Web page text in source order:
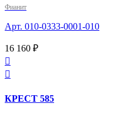
Фианит
Арт. 010-0333-0001-010
16 160 ₽


КРЕСТ 585